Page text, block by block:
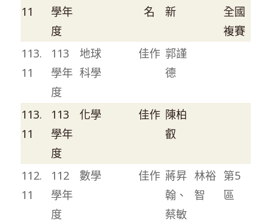
11
學年
度
名
新
全國
複賽
113.
11
113
學年
度
地球
科學
佳作 郭謹
德
113.
11
113
學年
度
化學 佳作 陳柏
叡
112.
11
112
學年
度
數學 佳作 蔣昇
翰、
蔡敏
林裕
智
第5
區